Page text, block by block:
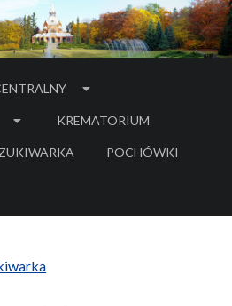
KREMATORIUM
POCHÓWKI
- LINK DO SERWISU